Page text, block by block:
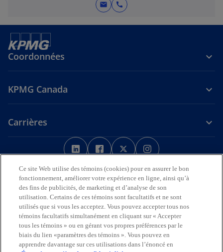
mail call
Coordonnées
KPMG Canada
Carrières
s
’
o
u
v
r
e
d
a
s
’
o
u
v
r
e
d
a
s
’
o
u
v
r
e
d
a
’
o
u
v
r
e
d
a
Avis juridiqueConfidentialité Aide
Nous reconnaissons en toute déférence que les bureaux de KPMG
sur l’Île de la Tortue (Amérique du Nord) sont situés sur les
territoires traditionnels, visés par traité et non cédés des Premières
Nations, des Inuits et des Métis.
© 2026 KPMG s.r.l./S.E.N.C.R.L., société à responsabilité limitée de
l’Ontario et cabinet membre de l’organisation mondiale KPMG de
cabinets indépendants affiliés à KPMG International Limited, société
Ce site Web utilise des témoins (cookies) pour en assurer le bon
fonctionnement, améliorer votre expérience en ligne, ainsi qu’à
des fins de publicités, de marketing et d’analyse de son
utilisation. Certains de ces témoins sont facultatifs et ne sont
utilisés que si vous les acceptez. Vous pouvez accepter tous nos
témoins facultatifs simultanément en cliquant sur « Accepter
tous les témoins » ou en gérant vos propres préférences par le
biais du lien «paramètres des témoins ». Vous pouvez en
apprendre davantage sur ces utilisations dans l’énoncé en